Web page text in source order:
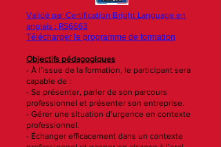
Validé par Certification Bright Language en
anglais : RS6663
Télécharger le programme de formation
Objectifs pédagogiques
- À l’issue de la formation, le participant sera
capable de :
- Se présenter, parler de son parcours
professionnel et présenter son entreprise.
- Gérer une situation d’urgence en contexte
professionnel.
- Échanger efficacement dans un contexte